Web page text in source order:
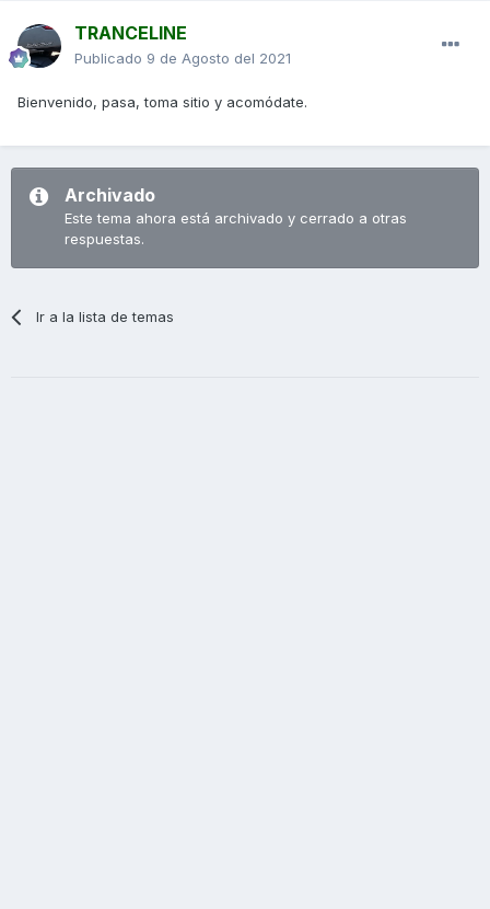
TRANCELINE
Publicado 9 de Agosto del 2021
Bienvenido, pasa, toma sitio y acomódate.
Archivado
Este tema ahora está archivado y cerrado a otras
respuestas.
Ir a la lista de temas